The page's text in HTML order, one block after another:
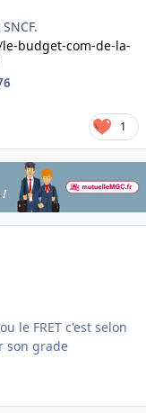
budget-com-de-la-
1
le FRET c'est selon
son grade